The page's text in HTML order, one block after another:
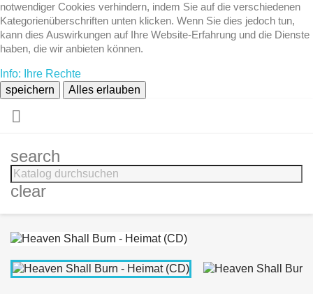
notwendiger Cookies verhindern, indem Sie auf die verschiedenen
Kategorienüberschriften unten klicken. Wenn Sie dies jedoch tun,
kann dies Auswirkungen auf Ihre Website-Erfahrung und die Dienste
haben, die wir anbieten können.
Info: Ihre Rechte
speichern
Alles erlauben

search
clear